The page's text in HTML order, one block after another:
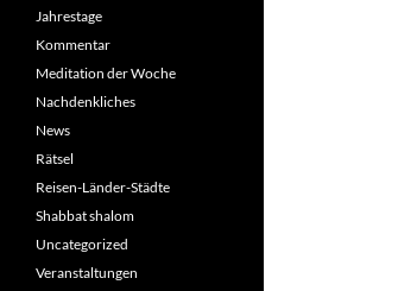
Jahrestage
Kommentar
Meditation der Woche
Nachdenkliches
News
Rätsel
Reisen-Länder-Städte
Shabbat shalom
Uncategorized
Veranstaltungen